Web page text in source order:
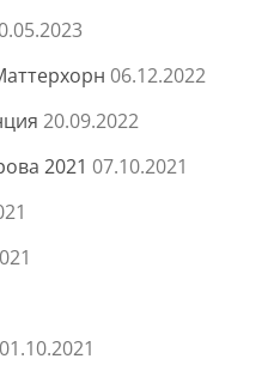
06.12.2022
20.09.2022
2021 07.10.2021
01.10.2021